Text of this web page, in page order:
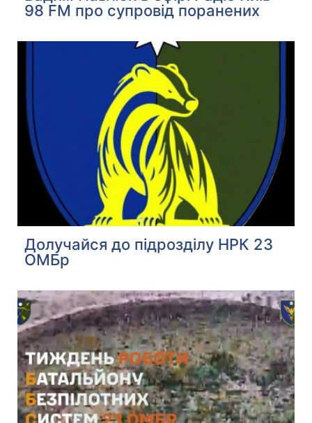
98 FM про супровід поранених
Долучайся до підрозділу НРК 23
ОМБр